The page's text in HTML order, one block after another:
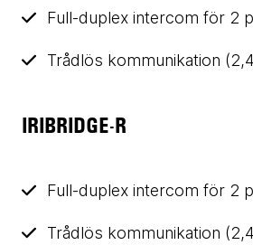
Full-duplex intercom för 2
Trådlös kommunikation
IRIBRIDGE-R
Full-duplex intercom för 2
Trådlös kommunikation